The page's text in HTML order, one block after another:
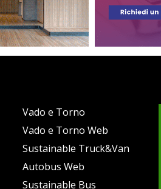
Vado e Torno
Vado e Torno Web
Sustainable Truck&Van
Autobus Web
Sustainable Bus